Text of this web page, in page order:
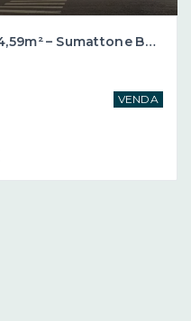
Sala Comercial à Venda – 74,59m² – Sumattone Business Center – Centro – Pinhalzinho/SC
VENDA